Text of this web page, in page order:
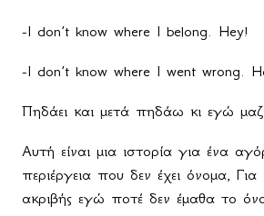
-I don’t know where I belong. Hey!
-I don’t know where I went wrong.
Πηδάει και μετά πηδάω κι εγώ
Αυτή είναι μια ιστορία για ένα
περιέργεια που δεν έχει όνομα, Για
ακριβής εγώ ποτέ δεν έμαθα το